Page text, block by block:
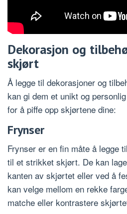
Dekorasjon og
skjørt
Å legge til dekorasjoner og
kan gi dem et unikt og
for å piffe opp skjørtene dine:
Frynser
Frynser er en fin måte å legge
til et strikket skjørt. De kan
kanten av skjørtet eller ved å
kan velge mellom en rekke
matche eller kontrastere